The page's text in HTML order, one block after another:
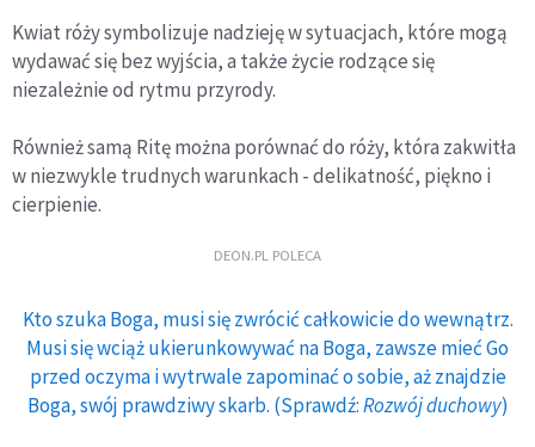
Kwiat róży symbolizuje nadzieję w sytuacjach, które mogą
wydawać się bez wyjścia, a także życie rodzące się
niezależnie od rytmu przyrody.
Również samą Ritę można porównać do róży, która zakwitła
w niezwykle trudnych warunkach - delikatność, piękno i
cierpienie.
DEON.PL POLECA
Kto szuka Boga, musi się zwrócić całkowicie do wewnątrz.
Musi się wciąż ukierunkowywać na Boga, zawsze mieć Go
przed oczyma i wytrwale zapominać o sobie, aż znajdzie
Boga, swój prawdziwy skarb. (Sprawdź:Rozwój duchowy)